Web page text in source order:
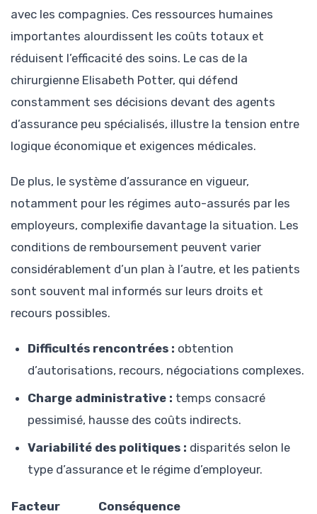
avec les compagnies. Ces ressources humaines
importantes alourdissent les coûts totaux et
réduisent l’efficacité des soins. Le cas de la
chirurgienne Elisabeth Potter, qui défend
constamment ses décisions devant des agents
d’assurance peu spécialisés, illustre la tension entre
logique économique et exigences médicales.
De plus, le système d’assurance en vigueur,
notamment pour les régimes auto-assurés par les
employeurs, complexifie davantage la situation. Les
conditions de remboursement peuvent varier
considérablement d’un plan à l’autre, et les patients
sont souvent mal informés sur leurs droits et
recours possibles.
Difficultés rencontrées : obtention
d’autorisations, recours, négociations complexes.
Charge administrative : temps consacré
pessimisé, hausse des coûts indirects.
Variabilité des politiques : disparités selon le
type d’assurance et le régime d’employeur.
Facteur
Conséquence